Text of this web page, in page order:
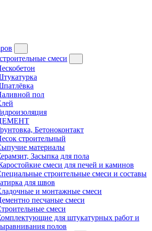
смеси
пол
Бетоноконтакт
строительный
материалы
Засыпка для пола
смеси для печей и каминов
строительные смеси и составы
для швов
и монтажные смеси
песчаные смеси
смеси
для штукатурных работ и
полов